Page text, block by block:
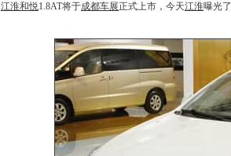
江淮和悦1.8AT将于成都车展正式上市，今天江淮曝光了